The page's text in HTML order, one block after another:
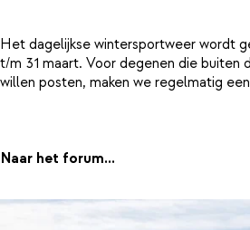
Het dagelijkse wintersportweer wordt
t/m 31 maart. Voor degenen die buiten
willen posten, maken we regelmatig
Naar het forum...